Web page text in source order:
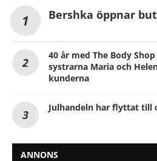
Bershka öppnar
40 år med The Body
systrarna Maria och
kunderna
Julhandeln har flyttat till
ANNONS